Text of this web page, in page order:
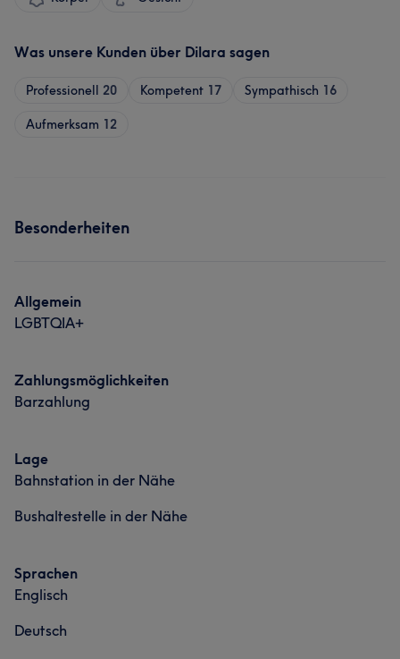
Was unsere Kunden über Dilara sagen
Professionell 20 Kompetent 17 Sympathisch 16
Aufmerksam 12
Besonderheiten
Allgemein
LGBTQIA+
Zahlungsmöglichkeiten
Barzahlung
Lage
Bahnstation in der Nähe
Bushaltestelle in der Nähe
Sprachen
Englisch
Deutsch